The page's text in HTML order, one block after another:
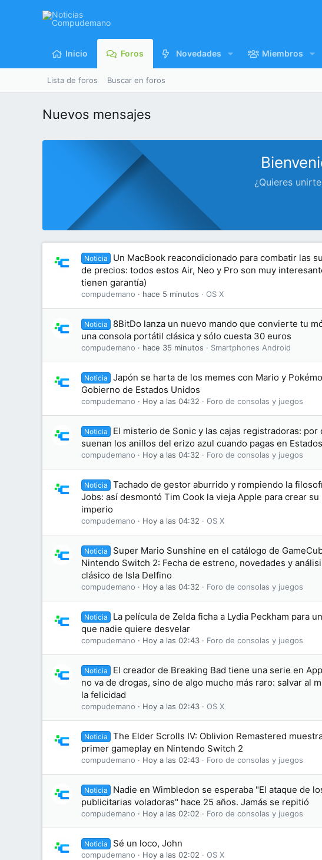
Inicio Foros Novedades Miembros
Lista de foros Buscar en foros
Nuevos mensajes
¿Quieres
Noticia
Un MacBook reacondicionado para combatir las
de precios: todos estos Air, Neo y Pro son muy
tienen garantía)
compudemano hace 5 minutos OS X
Noticia
8BitDo lanza un nuevo mando que convierte tu
una consola portátil clásica y sólo cuesta 30 euros
compudemano hace 35 minutos Smartphones Android
Noticia
Japón se harta de los memes con Mario y
Gobierno de Estados Unidos
compudemano Hoy a las 04:32 Foro de consolas y juegos
Noticia
El misterio de Sonic y las cajas registradoras: por
suenan los anillos del erizo azul cuando pagas en
compudemano Hoy a las 04:32 Foro de consolas y juegos
Noticia
Tachado de gestor aburrido y rompiendo la
Jobs: así desmontó Tim Cook la vieja Apple para crear su
imperio
compudemano Hoy a las 04:32 OS X
Noticia
Super Mario Sunshine en el catálogo de
Nintendo Switch 2: Fecha de estreno, novedades y
clásico de Isla Delfino
compudemano Hoy a las 04:32 Foro de consolas y juegos
Noticia
La película de Zelda ficha a Lydia Peckham para
que nadie quiere desvelar
compudemano Hoy a las 02:43 Foro de consolas y juegos
Noticia
El creador de Breaking Bad tiene una serie en
no va de drogas, sino de algo mucho más raro: salvar al
la felicidad
compudemano Hoy a las 02:43 OS X
Noticia
The Elder Scrolls IV: Oblivion Remastered
primer gameplay en Nintendo Switch 2
compudemano Hoy a las 02:43 Foro de consolas y juegos
Noticia
Nadie en Wimbledon se esperaba "El ataque de
publicitarias voladoras" hace 25 años. Jamás se repitió
compudemano Hoy a las 02:02 Foro de consolas y juegos
Noticia Sé un loco, John
compudemano Hoy a las 02:02 OS X